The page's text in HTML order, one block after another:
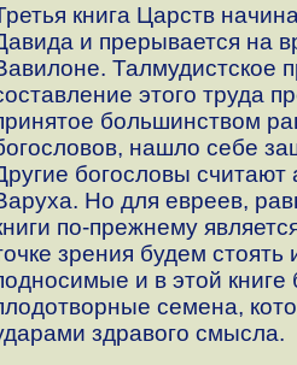
книга Царств
и прерывается на
Талмудистское
этого труда
большинством
нашло себе
богословы
Но для евреев,
по-прежнему
зрения будем
и в этой
семена,
здравого смысла.